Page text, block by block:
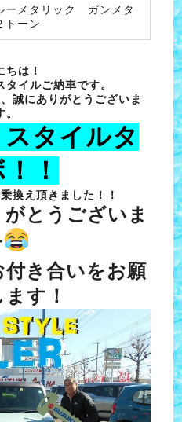
ーメタリック ガンメタ
トーン
ちは！
タイルご納車です。
誠にありがとうございま
。
タイルタ
！
換え頂きました！！
とうございま
き合いをお願
す！